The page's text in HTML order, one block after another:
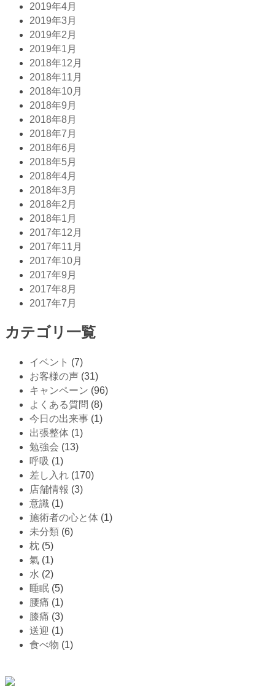
2019年4月
2019年3月
2019年2月
2019年1月
2018年12月
2018年11月
2018年10月
2018年9月
2018年8月
2018年7月
2018年6月
2018年5月
2018年4月
2018年3月
2018年2月
2018年1月
2017年12月
2017年11月
2017年10月
2017年9月
2017年8月
2017年7月
カテゴリ一覧
イベント (7)
お客様の声 (31)
キャンペーン (96)
よくある質問 (8)
今日の出来事 (1)
出張整体 (1)
勉強会 (13)
呼吸 (1)
差し入れ (170)
店舗情報 (3)
意識 (1)
施術者の心と体 (1)
未分類 (6)
枕 (5)
氣 (1)
水 (2)
睡眠 (5)
腰痛 (1)
膝痛 (3)
送迎 (1)
食べ物 (1)